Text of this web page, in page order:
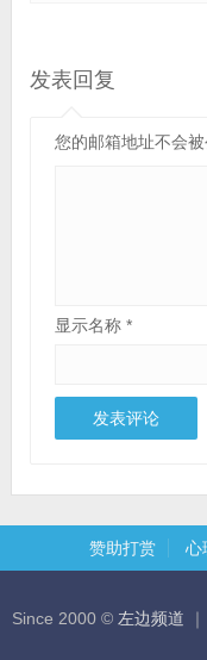
发表回复
您的邮箱地址不会被
显示名称 *
赞助打赏 心
Since 2000 © 左边频道 ｜